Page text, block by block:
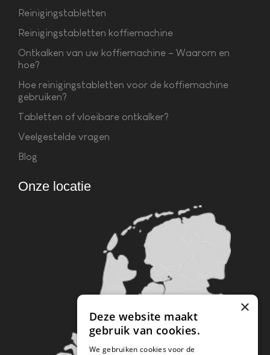
Reinigingstabletten
Reinigingstabletten koffiemachine
Ontkalken van uw koffiemachine – Waarom en
hoe?
Hoe reinigingstabletten voor de koffiemachine
gebruiken?
Tabletten of vloeibare ontkalker?
Veelgestelde vragen
Blog
Onze locatie
×
Deze website maakt
gebruik van cookies.
We gebruiken cookies voor de